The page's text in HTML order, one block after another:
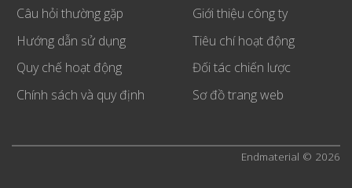
Câu hỏi thường gặp
Hướng dẫn sử dụng
Quy chế hoạt động
Chính sách và quy định
Giới thiệu công ty
Tiêu chí hoạt động
Đối tác chiến lược
Sơ đồ trang web
Endmaterial © 2026